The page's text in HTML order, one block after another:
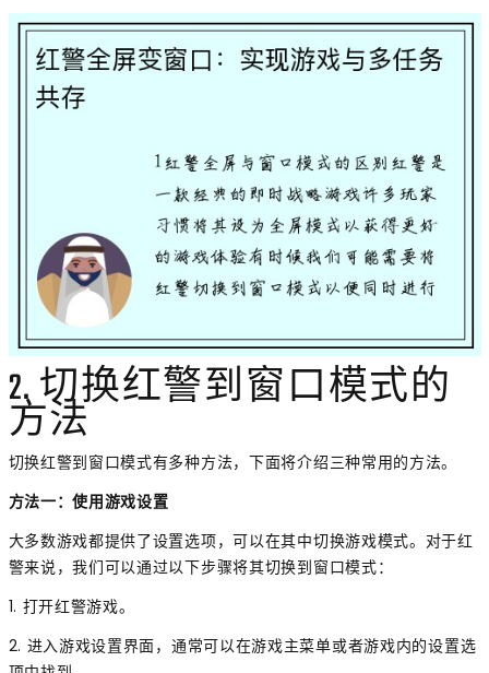
2. 切换红警到窗口模式的
方法
切换红警到窗口模式有多种方法，下面将介绍三种常用的方法。
方法一：使用游戏设置
大多数游戏都提供了设置选项，可以在其中切换游戏模式。对于红
警来说，我们可以通过以下步骤将其切换到窗口模式：
1. 打开红警游戏。
2. 进入游戏设置界面，通常可以在游戏主菜单或者游戏内的设置选